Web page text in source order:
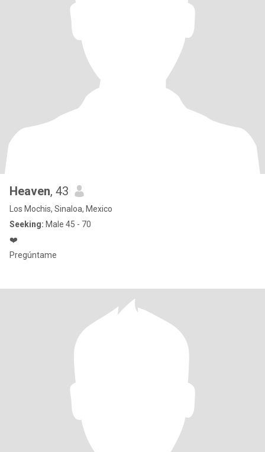
Heaven, 43
Los Mochis, Sinaloa, Mexico
Seeking: Male 45 - 70
❤️
Pregúntame